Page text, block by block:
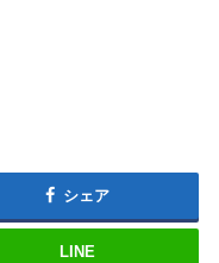
シェア
LINE